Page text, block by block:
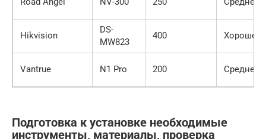
Hikvision
DS-
MW823
400 Хорошее
Vantrue N1 Pro 200 Среднее
Подготовка к установке необходимые
инструменты‚ материалы‚ проверка